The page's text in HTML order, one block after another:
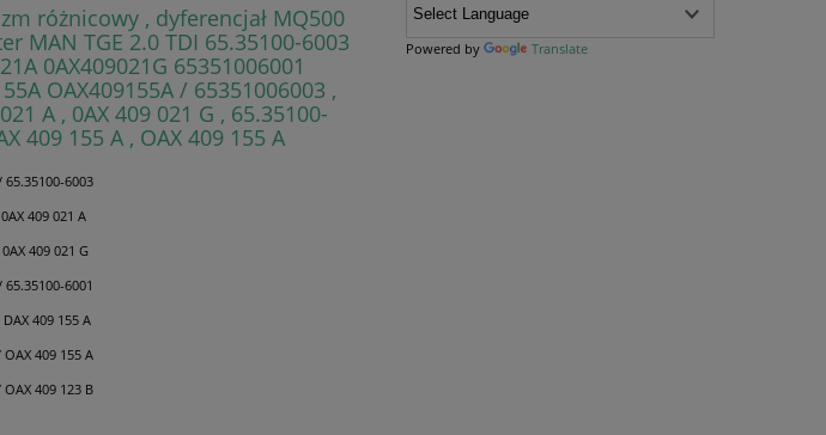
różnicowy , dyferencjał MQ500
MAN TGE 2.0 TDI 65.35100-6003
0AX409021G 65351006001
OAX409155A / 65351006003 ,
A , 0AX 409 021 G , 65.35100-
409 155 A , OAX 409 155 A
65.35100-6003
409 021 A
409 021 G
6001
409 155 A
409 155 A
409 123 B
Powered by Translate